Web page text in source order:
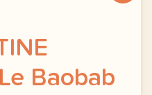
Baobab